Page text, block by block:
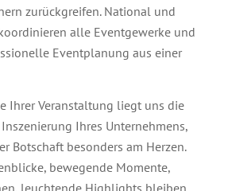
zurückgreifen. National und
alle Eventgewerke und
Eventplanung aus einer
Ihrer Veranstaltung liegt uns die
Ihres Unternehmens,
Botschaft besonders am Herzen.
bewegende Momente,